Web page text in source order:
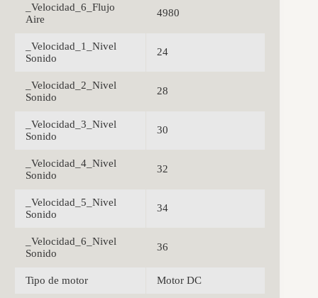
_Velocidad_6_Flujo
Aire
4980
_Velocidad_1_Nivel
Sonido
24
_Velocidad_2_Nivel
Sonido
28
_Velocidad_3_Nivel
Sonido
30
_Velocidad_4_Nivel
Sonido
32
_Velocidad_5_Nivel
Sonido
34
_Velocidad_6_Nivel
Sonido
36
Tipo de motor Motor DC